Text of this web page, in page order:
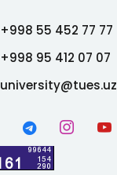
+998 55 452 77 77
+998 95 412 07 07
university@tues.uz